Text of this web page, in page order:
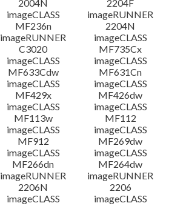
2004N
2204F
imageCLASS
MF236n
imageRUNNER
2204N
imageRUNNER
C3020
imageCLASS
MF735Cx
imageCLASS
MF633Cdw
imageCLASS
MF631Cn
imageCLASS
MF429x
imageCLASS
MF426dw
imageCLASS
MF113w
imageCLASS
MF112
imageCLASS
MF912
imageCLASS
MF269dw
imageCLASS
MF266dn
imageCLASS
MF264dw
imageRUNNER
2206N
imageRUNNER
2206
imageCLASS
imageCLASS